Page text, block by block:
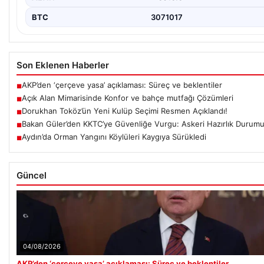
BTC 3071017
Son Eklenen Haberler
■AKP’den ‘çerçeve yasa’ açıklaması: Süreç ve beklentiler
■Açık Alan Mimarisinde Konfor ve bahçe mutfağı Çözümleri
■Dorukhan Toköz’ün Yeni Kulüp Seçimi Resmen Açıklandı!
■Bakan Güler’den KKTC’ye Güvenliğe Vurgu: Askeri Hazırlık
■Aydın’da Orman Yangını Köylüleri Kaygıya Sürükledi
Güncel
04/08/2026